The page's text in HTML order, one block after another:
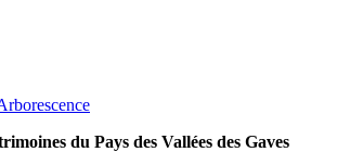
du Pays des Vallées des Gaves